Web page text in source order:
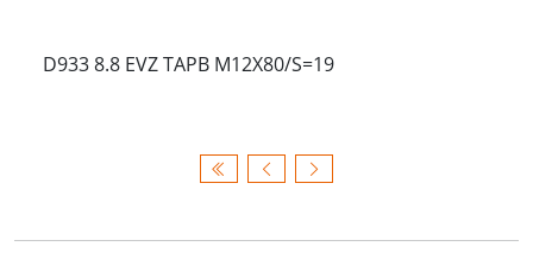
D933 8.8 EVZ TAPB M12X80/S=19